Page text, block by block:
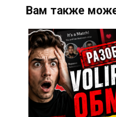
Вам также